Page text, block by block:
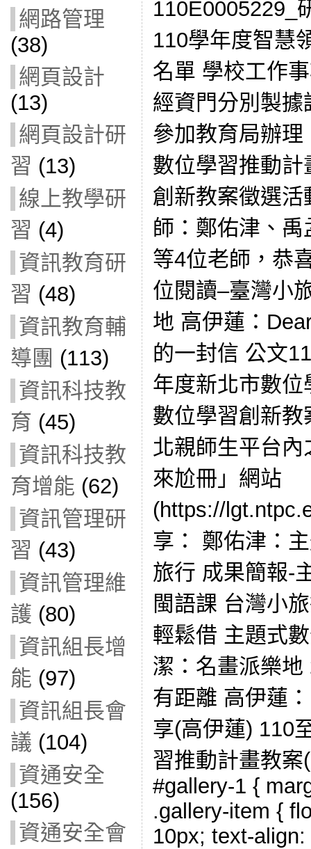
網路管理
(38)
網頁設計
(13)
網頁設計研
習 (13)
線上教學研
習 (4)
資訊教育研
習 (48)
資訊教育輔
導團 (113)
資訊科技教
育 (45)
資訊科技教
育增能 (62)
資訊管理研
習 (43)
資訊管理維
護 (80)
資訊組長增
能 (97)
資訊組長會
議 (104)
資通安全
(156)
資通安全會
110E0005229_
110學年度智慧
名單 學校工作
經資門分別製
參加教育局辦
數位學習推動
創新教案徵選
師：鄭佑津、
等4位老師，恭
位閱讀–臺灣小
地 高伊蓮：
的一封信 公文
年度新北市數
數位學習創新
北親師生平台
來尬冊」網站
(https://
享： 鄭佑津：
旅行 成果簡報-
閩語課 台灣小
輕鬆借 主題式
潔：名畫派樂
有距離 高伊蓮
享(高伊蓮) 110
習推動計畫教
#gallery-1 {
.gallery-item {
10px; text-